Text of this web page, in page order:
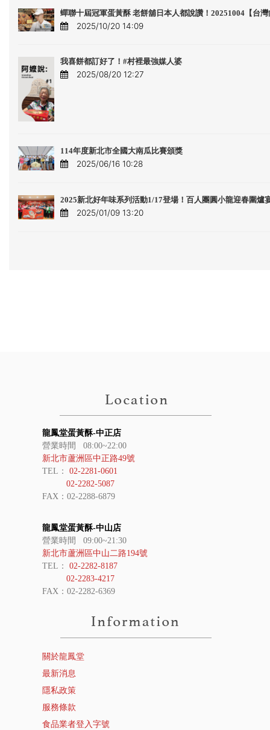
蟬聯十屆冠軍蛋黃酥 老餅舖日本人都說讚！20251004【台
2025/10/20 14:09
我喜餅都訂好了！#村裡最強媒人婆
2025/08/20 12:27
114年度新北市全國大南瓜比賽頒獎
2025/06/16 10:28
2025新北好年味系列活動1/17登場！百人團圓小龍迎春圍爐
2025/01/09 13:20
龍鳳堂蛋黃酥-中正店
營業時間 08:00~22:00
新北市蘆洲區中正路49號
TEL： 02-2281-0601
02-2282-5087
FAX：02-2288-6879
龍鳳堂蛋黃酥-中山店
營業時間 09:00~21:30
新北市蘆洲區中山二路194號
TEL： 02-2282-8187
02-2283-4217
FAX：02-2282-6369
關於龍鳳堂
最新消息
隱私政策
服務條款
食品業者登入字號